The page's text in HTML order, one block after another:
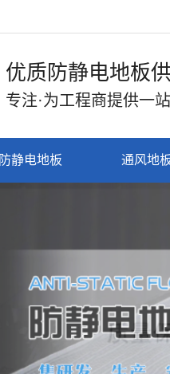
优质防静电地板
专注·为工程商提供一
防静电地板 通风地